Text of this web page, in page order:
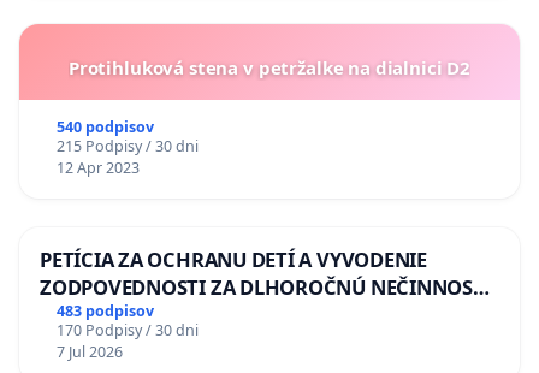
Protihluková stena v petržalke na dialnici D2
540 podpisov
215 Podpisy / 30 dni
12 Apr 2023
PETÍCIA ZA OCHRANU DETÍ A VYVODENIE
ZODPOVEDNOSTI ZA DLHOROČNÚ NEČINNOSŤ
A ZLYHANIE ŠTÁTU
483 podpisov
170 Podpisy / 30 dni
7 Jul 2026